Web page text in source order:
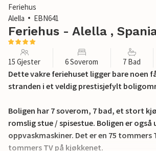
Feriehus
Alella
EBN641
Feriehus - Alella ,
15 Gjester 6 Soverom 7 Bad
Dette vakre feriehuset ligger bare noen
stranden i et veldig prestisjefylt
Boligen har 7 soverom, 7 bad, et stort
romslig stue / spisestue. Boligen er
oppvaskmaskiner. Det er en 75 tommers
tommers TV på kjøkkenet.